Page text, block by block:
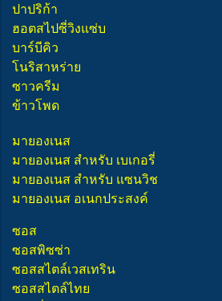
ปาปริก้า
ฮอตสไปซี่วิงแซ่บ
บาร์บีคิว
โนริสาหร่าย
ซาวครีม
ข้าวโพด
มายองเนส
มายองเนส สำหรับ เบเกอรี่
มายองเนส สำหรับ แซนวิช
มายองเนส อเนกประสงค์
ซอส
ซอสพิซซ่า
ซอสสไตล์เวสเทริน
ซอสสไตล์ไทย